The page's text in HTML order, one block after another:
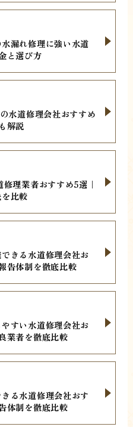
漏れ修理に強い水道
と選び方
水道修理会社おすすめ
解説
理業者おすすめ5選｜
比較
きる水道修理会社お
告体制を徹底比較
すい水道修理会社お
業者を徹底比較
る水道修理会社おす
体制を徹底比較